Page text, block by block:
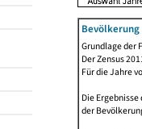
Grundlage der
Der Zensus
Für die Jahre
Die
der